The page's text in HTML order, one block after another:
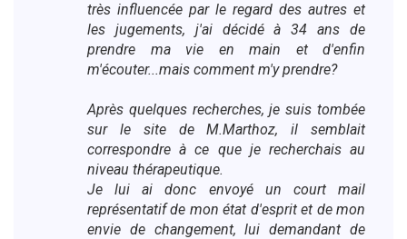
très influencée par le regard des autres et
les jugements, j'ai décidé à 34 ans de
prendre ma vie en main et d'enfin
m'écouter...mais comment m'y prendre?
Après quelques recherches, je suis tombée
sur le site de M.Marthoz, il semblait
correspondre à ce que je recherchais au
niveau thérapeutique.
Je lui ai donc envoyé un court mail
représentatif de mon état d'esprit et de mon
envie de changement, lui demandant de